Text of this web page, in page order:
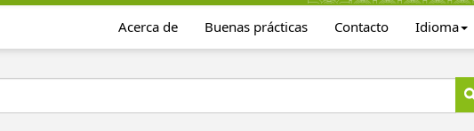
Acerca de Buenas prácticas Contacto Idioma